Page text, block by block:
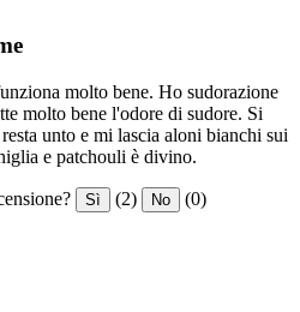
molto bene. Ho sudorazione
molto bene l'odore di sudore. Si
unto e mi lascia aloni bianchi sui
e patchouli è divino.
Sì (2) No (0)